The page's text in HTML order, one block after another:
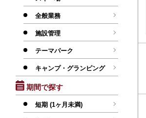
全般業務
施設管理
テーマパーク
キャンプ・グランピング
期間で探す
短期 (1ヶ月未満)